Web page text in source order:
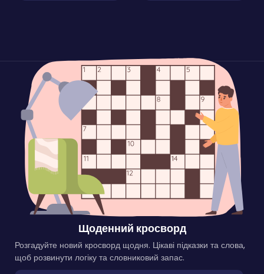
Щоденний кросворд
Розгадуйте новий кросворд щодня. Цікаві підказки та слова,
щоб розвинути логіку та словниковий запас.